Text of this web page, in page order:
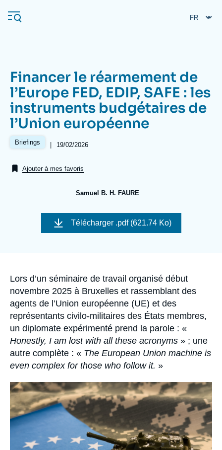
au
contenu
Navigation
principale
L'Ifri
Analyses
Se connecter
Financer le réarmement de
l’Europe FED, EDIP, SAFE : les
instruments budgétaires de
l’Union européenne
Briefings |
Date
publication
19/02/2026
Ajouter à mes favoris
Samuel B. H. FAURE
Image
couverture
Télécharger .pdf (621.74 Ko)
Accroche
Lors d’un séminaire de travail organisé début
novembre 2025 à Bruxelles et rassemblant des
agents de l’Union européenne (UE) et des
représentants civilo-militaires des États membres,
un diplomate expérimenté prend la parole : «
Honestly, I am lost with all these acronyms » ; une
autre complète : « The European Union machine is
even complex for those who follow it. »
Image
principale